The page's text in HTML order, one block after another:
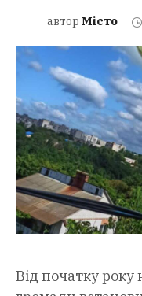
автор Місто
Від початку року